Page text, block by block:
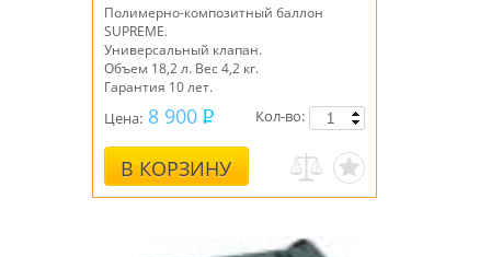
Полимерно-композитный баллон
SUPREME.
Универсальный клапан.
Объем 18,2 л. Вес 4,2 кг.
Гарантия 10 лет.
Цена: 8 900
В КОРЗИНУ
Кол-во: